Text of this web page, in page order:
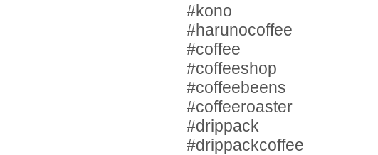
#kono
#harunocoffee
#coffee
#coffeeshop
#coffeebeens
#coffeeroaster
#drippack
#drippackcoffee